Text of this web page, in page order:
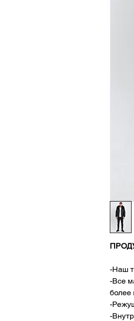
-Наш
-Все
более
-
-